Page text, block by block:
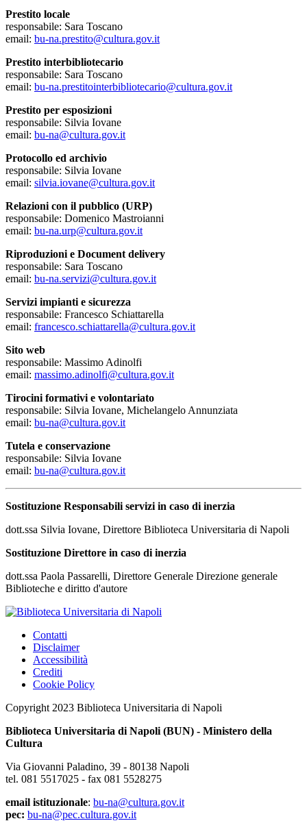
Prestito locale
responsabile: Sara Toscano
email: bu-na.prestito@cultura.gov.it
Prestito interbibliotecario
responsabile: Sara Toscano
email: bu-na.prestitointerbibliotecario@cultura.gov.it
Prestito per esposizioni
responsabile: Silvia Iovane
email: bu-na@cultura.gov.it
Protocollo ed archivio
responsabile: Silvia Iovane
email: silvia.iovane@cultura.gov.it
Relazioni con il pubblico (URP)
responsabile: Domenico Mastroianni
email: bu-na.urp@cultura.gov.it
Riproduzioni e Document delivery
responsabile: Sara Toscano
email: bu-na.servizi@cultura.gov.it
Servizi impianti e sicurezza
responsabile: Francesco Schiattarella
email: francesco.schiattarella@cultura.gov.it
Sito web
responsabile: Massimo Adinolfi
email: massimo.adinolfi@cultura.gov.it
Tirocini formativi e volontariato
responsabile: Silvia Iovane, Michelangelo Annunziata
email: bu-na@cultura.gov.it
Tutela e conservazione
responsabile: Silvia Iovane
email: bu-na@cultura.gov.it
Sostituzione Responsabili servizi in caso di inerzia
dott.ssa Silvia Iovane, Direttore Biblioteca Universitaria di Napoli
Sostituzione Direttore in caso di inerzia
dott.ssa Paola Passarelli, Direttore Generale Direzione generale
Biblioteche e diritto d'autore
Contatti
Disclaimer
Accessibilità
Crediti
Cookie Policy
Copyright 2023 Biblioteca Universitaria di Napoli
Biblioteca Universitaria di Napoli (BUN) - Ministero della
Cultura
Via Giovanni Paladino, 39 - 80138 Napoli
tel. 081 5517025 - fax 081 5528275
email istituzionale: bu-na@cultura.gov.it
pec: bu-na@pec.cultura.gov.it